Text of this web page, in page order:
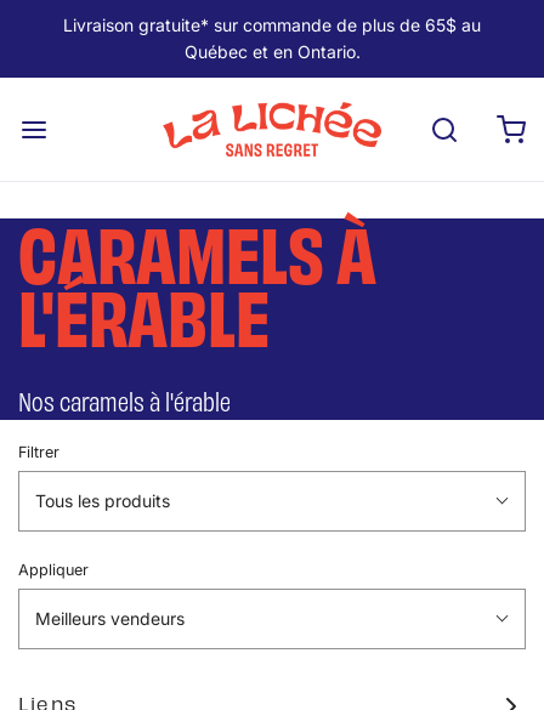
Livraison gratuite* sur commande de plus de 65$ au
Québec et en Ontario.
CARAMELS À
L'ÉRABLE
Nos caramels à l'érable
Filtrer
Tous les produits
Appliquer
Meilleurs vendeurs
Liens